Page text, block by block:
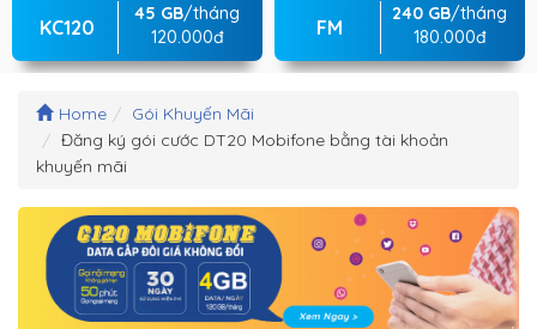
KC120
45 GB/tháng
120.000đ
FM
240 GB/tháng
180.000đ
Home
Gói Khuyến Mãi
Đăng ký gói cước DT20 Mobifone bằng tài khoản
khuyến mãi